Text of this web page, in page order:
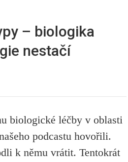
–⁠ biologika
nestačí
biologické léčby v oblasti
podcastu hovořili.
k němu vrátit. Tentokrát